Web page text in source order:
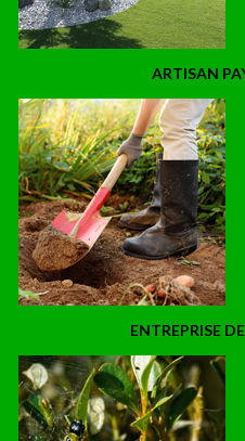
ARTISAN
ENTREPRISE